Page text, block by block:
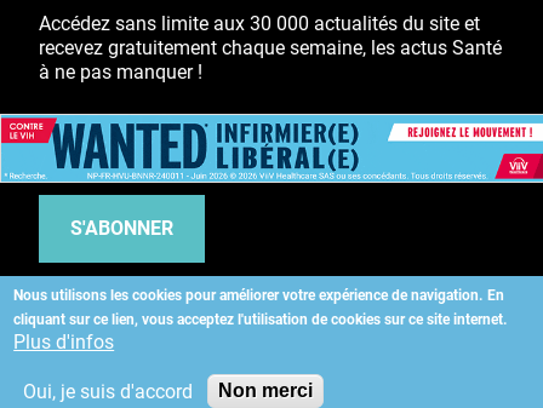
Nous utilisons les cookies pour améliorer votre expérience de navigation. En
cliquant sur ce lien, vous acceptez l'utilisation de cookies sur ce site internet.
Plus d'infos
Oui, je suis d'accord Non merci
Accédez sans limite aux 30 000 actualités du site et
recevez gratuitement chaque semaine, les actus Santé
à ne pas manquer !
39€ TTC
/ an
S'ABONNER
Copyright©2026 ALLIEDHEALTH
KAURIWEB